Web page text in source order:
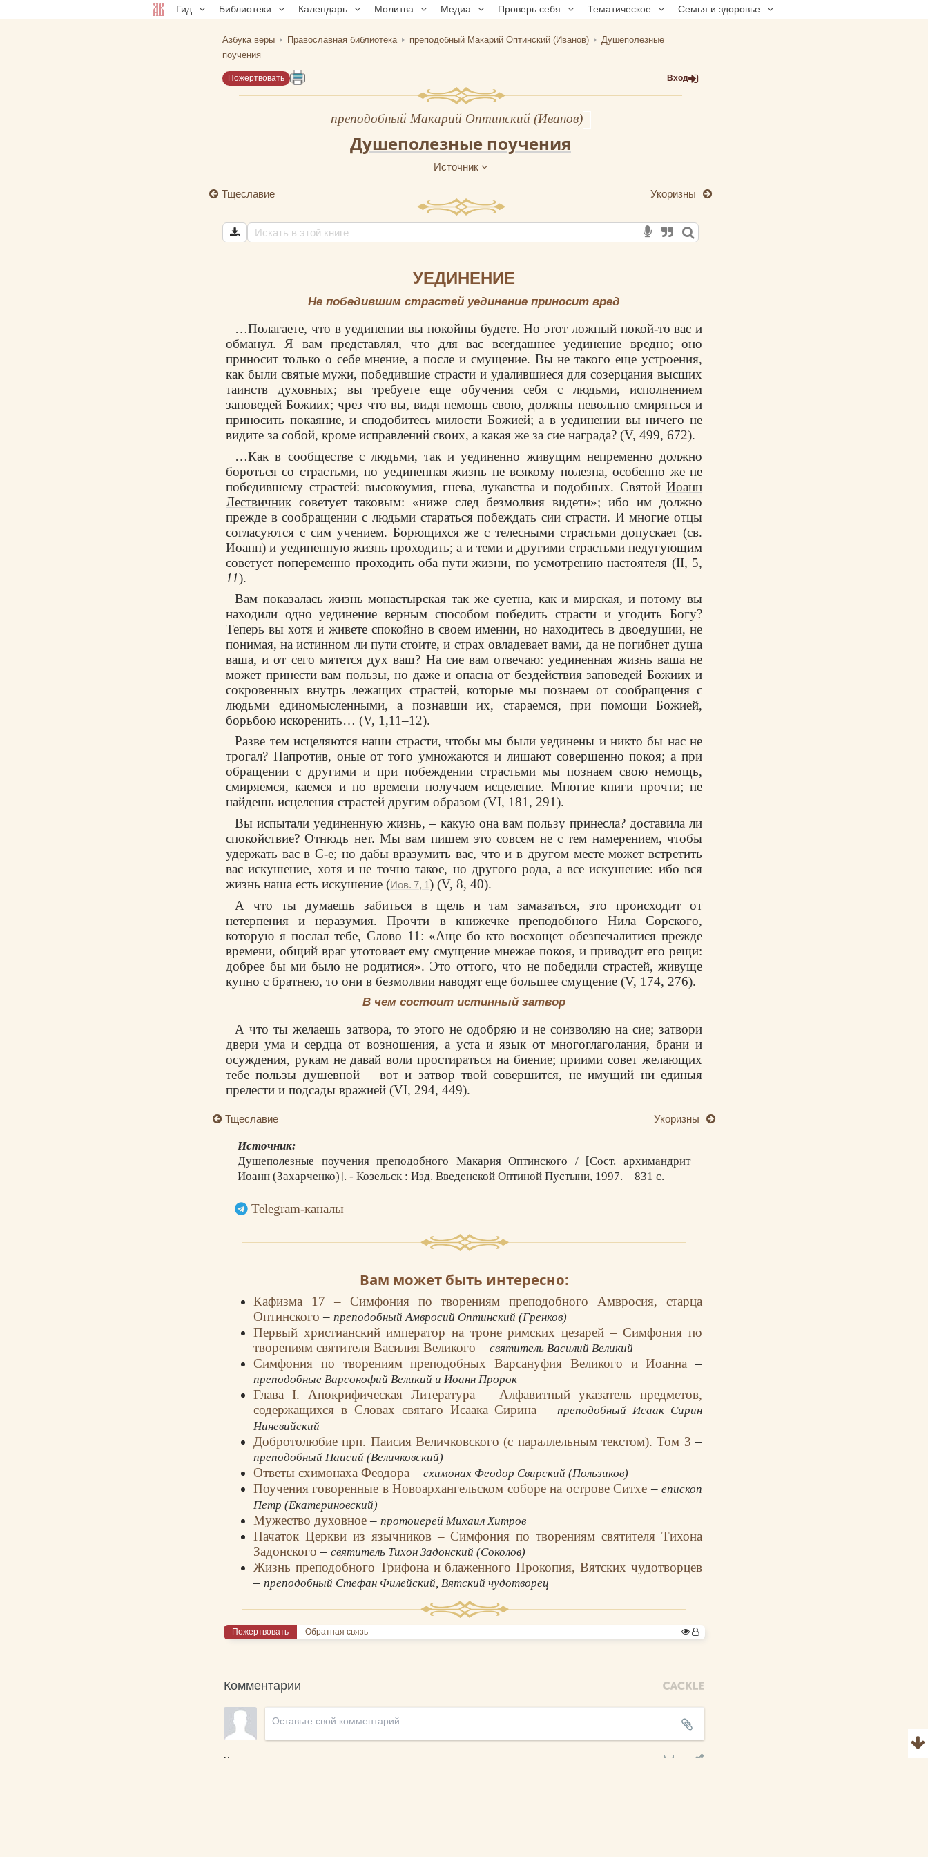
Гид Библиотеки Календарь Молитва Медиа Проверь себя Тематическое Семья и здоровье
Азбука веры Православная библиотека преподобный Макарий Оптинский (Иванов)
Душеполезные
поучения
Пожертвовать Вход
преподобный Макарий Оптинский (Иванов)
Душеполезные поучения
Источник
Тщеславие Укоризны
УЕДИНЕНИЕ
Не победившим страстей уединение приносит вред
…Полагаете, что в уединении вы покойны будете. Но этот ложный покой-то вас и
обманул. Я вам представлял, что для вас всегдашнее уединение вредно; оно
приносит только о себе мнение, а после и смущение. Вы не такого еще устроения,
как были святые мужи, победившие страсти и удалившиеся для созерцания высших
таинств духовных; вы требуете еще обучения себя с людьми, исполнением
заповедей Божиих; чрез что вы, видя немощь свою, должны невольно смиряться и
приносить покаяние, и сподобитесь милости Божией; а в уединении вы ничего не
видите за собой, кроме исправлений своих, а какая же за сие награда? (V, 499, 672).
…Как в сообществе с людьми, так и уединенно живущим непременно должно
бороться со страстьми, но уединенная жизнь не всякому полезна, особенно же не
победившему страстей: высокоумия, гнева, лукавства и подобных. Святой Иоанн
Лествичник советует таковым: «ниже след безмолвия видети»; ибо им должно
прежде в сообращении с людьми стараться побеждать сии страсти. И многие отцы
согласуются с сим учением. Борющихся же с телесными страстьми допускает (св.
Иоанн) и уединенную жизнь проходить; а и теми и другими страстьми недугующим
советует попеременно проходить оба пути жизни, по усмотрению настоятеля (II, 5,
11).
Вам показалась жизнь монастырская так же суетна, как и мирская, и потому вы
находили одно уединение верным способом победить страсти и угодить Богу?
Теперь вы хотя и живете спокойно в своем имении, но находитесь в двоедушии, не
понимая, на истинном ли пути стоите, и страх овладевает вами, да не погибнет душа
ваша, и от сего мятется дух ваш? На сие вам отвечаю: уединенная жизнь ваша не
может принести вам пользы, но даже и опасна от бездействия заповедей Божиих и
сокровенных внутрь лежащих страстей, которые мы познаем от сообращения с
людьми единомысленными, а познавши их, стараемся, при помощи Божией,
борьбою искоренить… (V, 1,11–12).
Разве тем исцеляются наши страсти, чтобы мы были уединены и никто бы нас не
трогал? Напротив, оные от того умножаются и лишают совершенно покоя; а при
обращении с другими и при побеждении страстьми мы познаем свою немощь,
смиряемся, каемся и по времени получаем исцеление. Многие книги прочти; не
найдешь исцеления страстей другим образом (VI, 181, 291).
Вы испытали уединенную жизнь, – какую она вам пользу принесла? доставила ли
спокойствие? Отнюдь нет. Мы вам пишем это совсем не с тем намерением, чтобы
удержать вас в С-е; но дабы вразумить вас, что и в другом месте может встретить
вас искушение, хотя и не точно такое, но другого рода, а все искушение: ибо вся
жизнь наша есть искушение (Иов. 7, 1) (V, 8, 40).
А что ты думаешь забиться в щель и там замазаться, это происходит от
нетерпения и неразумия. Прочти в книжечке преподобного Нила Сорского,
которую я послал тебе, Слово 11: «Аще бо кто восхощет обезпечалитися прежде
времени, общий враг утотовает ему смущение мнежае покоя, и приводит его рещи:
добрее бы ми было не родитися». Это оттого, что не победили страстей, живуще
купно с братнею, то они в безмолвии наводят еще большее смущение (V, 174, 276).
В чем состоит истинный затвор
А что ты желаешь затвора, то этого не одобряю и не соизволяю на сие; затвори
двери ума и сердца от возношения, а уста и язык от многоглаголания, брани и
осуждения, рукам не давай воли простираться на биение; приими совет желающих
тебе пользы душевной – вот и затвор твой совершится, не имущий ни единыя
прелести и подсады вражией (VI, 294, 449).
Тщеславие Укоризны
Источник:
Душеполезные поучения преподобного Макария Оптинского / [Сост. архимандрит
Иоанн (Захарченко)]. - Козельск : Изд. Введенской Оптиной Пустыни, 1997. – 831 с.
Telegram-каналы
Вам может быть интересно:
Кафизма 17 – Симфония по творениям преподобного Амвросия, старца
Оптинского– преподобный Амвросий Оптинский (Гренков)
Первый христианский император на троне римских цезарей – Симфония по
творениям святителя Василия Великого– святитель Василий Великий
Симфония по творениям преподобных Варсануфия Великого и Иоанна–
преподобные Варсонофий Великий и Иоанн Пророк
Глава I. Апокрифическая Литература – Алфавитный указатель предметов,
содержащихся в Словах святаго Исаака Сирина–преподобный Исаак Сирин
Ниневийский
Добротолюбие прп. Паисия Величковского (с параллельным текстом). Том 3–
преподобный Паисий (Величковский)
Ответы схимонаха Феодора– схимонах Феодор Свирский (Пользиков)
Поучения говоренные в Новоархангельском соборе на острове Ситхе–епископ
Петр (Екатериновский)
Мужество духовное– протоиерей Михаил Хитров
Начаток Церкви из язычников – Симфония по творениям святителя Тихона
Задонского– святитель Тихон Задонский (Соколов)
Жизнь преподобного Трифона и блаженного Прокопия, Вятских чудотворцев
– преподобный Стефан Филейский, Вятский чудотворец
Пожертвовать Обратная связь
Комментарии
Новые